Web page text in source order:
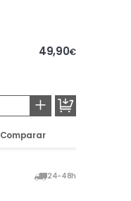
49,90€
+
Comparar
24-48h